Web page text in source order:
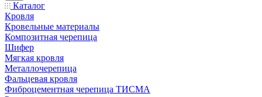
Каталог
Кровля
Кровельные материалы
Композитная черепица
Шифер
Мягкая кровля
Металлочерепица
Фальцевая кровля
Фиброцементная черепица ТИСМА